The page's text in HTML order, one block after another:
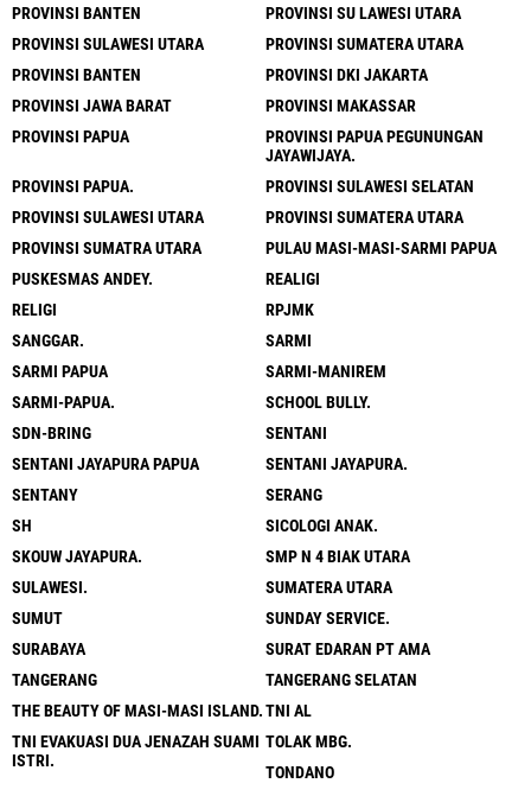
PROVINSI BANTEN
PROVINSI SU LAWESI UTARA
PROVINSI SULAWESI UTARA
PROVINSI SUMATERA UTARA
PROVINSI BANTEN
PROVINSI DKI JAKARTA
PROVINSI JAWA BARAT
PROVINSI MAKASSAR
PROVINSI PAPUA
PROVINSI PAPUA PEGUNUNGAN
JAYAWIJAYA.
PROVINSI PAPUA.
PROVINSI SULAWESI SELATAN
PROVINSI SULAWESI UTARA
PROVINSI SUMATERA UTARA
PROVINSI SUMATRA UTARA
PULAU MASI-MASI-SARMI PAPUA
PUSKESMAS ANDEY.
REALIGI
RELIGI
RPJMK
SANGGAR.
SARMI
SARMI PAPUA
SARMI-MANIREM
SARMI-PAPUA.
SCHOOL BULLY.
SDN-BRING
SENTANI
SENTANI JAYAPURA PAPUA
SENTANI JAYAPURA.
SENTANY
SERANG
SH
SICOLOGI ANAK.
SKOUW JAYAPURA.
SMP N 4 BIAK UTARA
SULAWESI.
SUMATERA UTARA
SUMUT
SUNDAY SERVICE.
SURABAYA
SURAT EDARAN PT AMA
TANGERANG
TANGERANG SELATAN
THE BEAUTY OF MASI-MASI ISLAND.TNI AL
TNI EVAKUASI DUA JENAZAH SUAMI
ISTRI.
TOLAK MBG.
TONDANO